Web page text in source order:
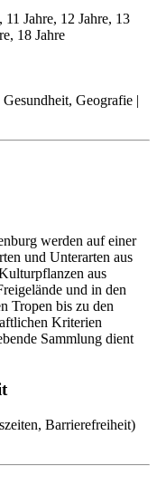
11 Jahre, 12 Jahre, 13
18 Jahre
Geografie |
werden auf einer
und Unterarten aus
aus
und in den
Tropen bis zu den
Kriterien
Sammlung dient
Barrierefreiheit)